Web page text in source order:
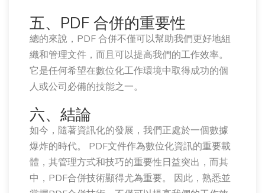
五、PDF 合併的重要性
總的來說，PDF 合併不僅可以幫助我們更好地組
織和管理文件，而且可以提高我們的工作效率。
它是任何希望在數位化工作環境中取得成功的個
人或公司必備的技能之一。
六、結論
如今，隨著資訊化的發展，我們正處於一個數據
爆炸的時代。 PDF文件作為數位化資訊的重要載
體，其管理方式和技巧的重要性日益突出，而其
中，PDF合併技術顯得尤為重要。 因此，熟悉並